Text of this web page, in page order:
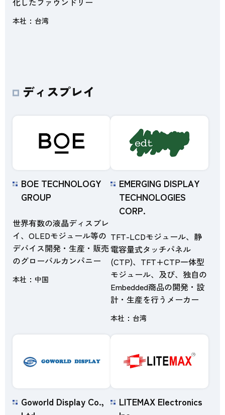
本社 台湾
ディスプレイ
BOE TECHNOLOGY
GROUP
本社 中国
世界有数の液晶ディスプレ
イ、OLEDモジュール等の
デバイス開発・生産・販売
のグローバルカンパニー
EMERGING DISPLAY
TECHNOLOGIES
CORP.
本社 台湾
TFT-LCDモジュール、静
電容量式タッチパネル
(CTP)、TFT+CTP一体型
モジュール、及び、独自の
Embedded商品の開発・設
計・生産を行うメーカー
Goworld Display Co.,
LITEMAX Electronics